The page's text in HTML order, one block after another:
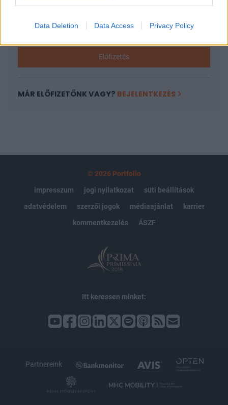
Data Deletion Data Access Privacy Policy
Portfolio.hu teljes cikkarchívum
kötéslistái
Előfizetés
MÁR ELŐFIZETŐNK VAGY? BEJELENTKEZÉS
© 2026 Portfolio
impresszum
jogi nyilatkozat
süti beállítások
adatvédelem
szerzői jogok médiaajánlat
karrier
kommentkezelés
ÁSZF
Itt keressen minket:
Partnereink